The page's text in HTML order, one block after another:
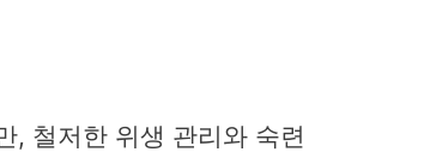
, 철저한 위생 관리와 숙련